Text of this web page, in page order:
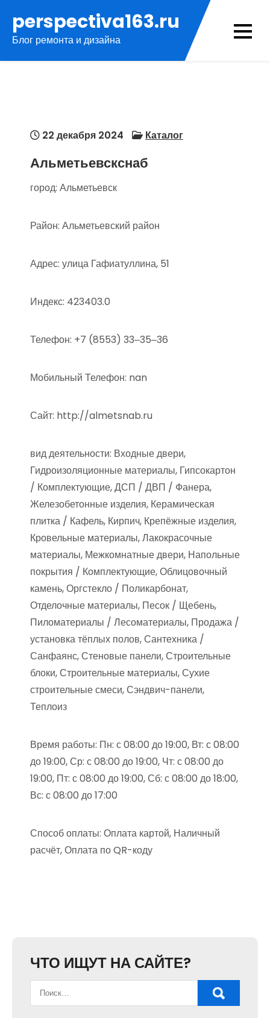
содержимому
perspectiva163.ru
Блог ремонта и дизайна
22 декабря 2024 Каталог
Альметьевскснаб
город: Альметьевск
Район: Альметьевский район
Адрес: улица Гафиатуллина, 51
Индекс: 423403.0
Телефон: +7 (8553) 33‒35‒36
Мобильный Телефон: nan
Сайт: http://almetsnab.ru
вид деятельности: Входные двери,
Гидроизоляционные материалы, Гипсокартон
/ Комплектующие, ДСП / ДВП / Фанера,
Железобетонные изделия, Керамическая
плитка / Кафель, Кирпич, Крепёжные изделия,
Кровельные материалы, Лакокрасочные
материалы, Межкомнатные двери, Напольные
покрытия / Комплектующие, Облицовочный
камень, Оргстекло / Поликарбонат,
Отделочные материалы, Песок / Щебень,
Пиломатериалы / Лесоматериалы, Продажа /
установка тёплых полов, Сантехника /
Санфаянс, Стеновые панели, Строительные
блоки, Строительные материалы, Сухие
строительные смеси, Сэндвич-панели,
Теплоиз
Время работы: Пн: с 08:00 до 19:00, Вт: с 08:00
до 19:00, Ср: с 08:00 до 19:00, Чт: с 08:00 до
19:00, Пт: с 08:00 до 19:00, Сб: с 08:00 до 18:00,
Вс: с 08:00 до 17:00
Способ оплаты: Оплата картой, Наличный
расчёт, Оплата по QR-коду
ЧТО ИЩУТ НА САЙТЕ?